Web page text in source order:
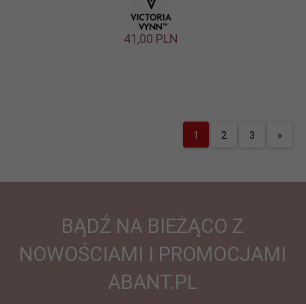
41,00 PLN
1 2 3 »
BĄDŹ NA BIEŻĄCO Z
NOWOŚCIAMI I PROMOCJAMI
ABANT.PL